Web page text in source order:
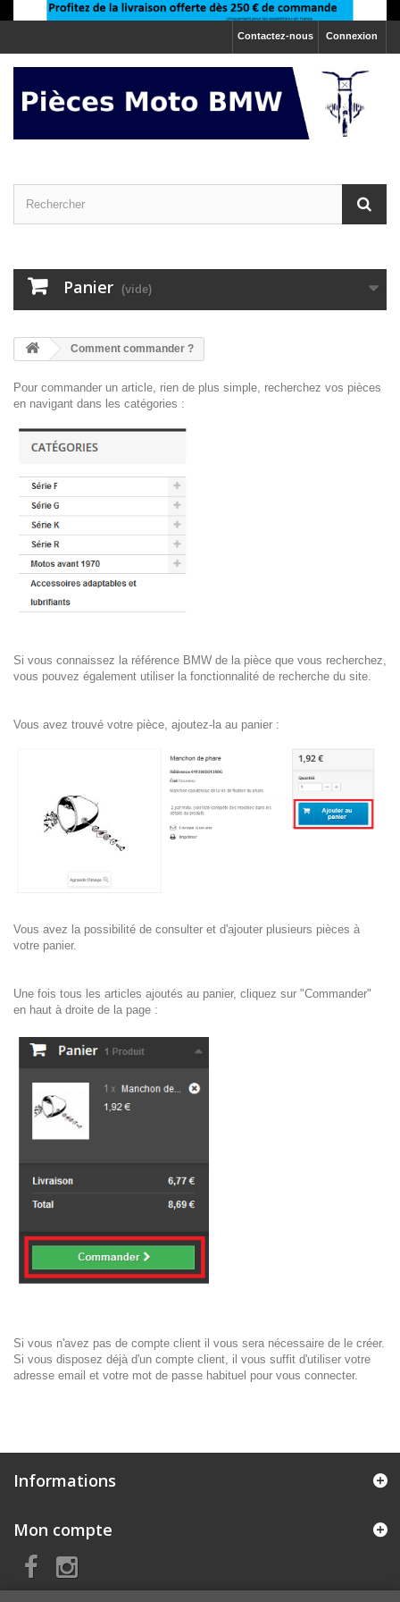
Connexion
Contactez-nous
Panier (vide)
Comment commander ?
Pour commander un article, rien de plus simple, recherchez vos pièces
en navigant dans les catégories :
Si vous connaissez la référence BMW de la pièce que vous recherchez,
vous pouvez également utiliser la fonctionnalité de recherche du site.
Vous avez trouvé votre pièce, ajoutez-la au panier :
Vous avez la possibilité de consulter et d'ajouter plusieurs pièces à
votre panier.
Une fois tous les articles ajoutés au panier, cliquez sur "Commander"
en haut à droite de la page :
Si vous n'avez pas de compte client il vous sera nécessaire de le créer.
Si vous disposez déjà d'un compte client, il vous suffit d'utiliser votre
adresse email et votre mot de passe habituel pour vous connecter.
Informations
Mon compte